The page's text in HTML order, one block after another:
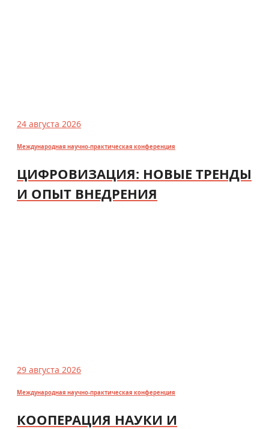
24 августа 2026
Международная научно-практическая конференция
ЦИФРОВИЗАЦИЯ: НОВЫЕ ТРЕНДЫ
И ОПЫТ ВНЕДРЕНИЯ
29 августа 2026
Международная научно-практическая конференция
КООПЕРАЦИЯ НАУКИ И